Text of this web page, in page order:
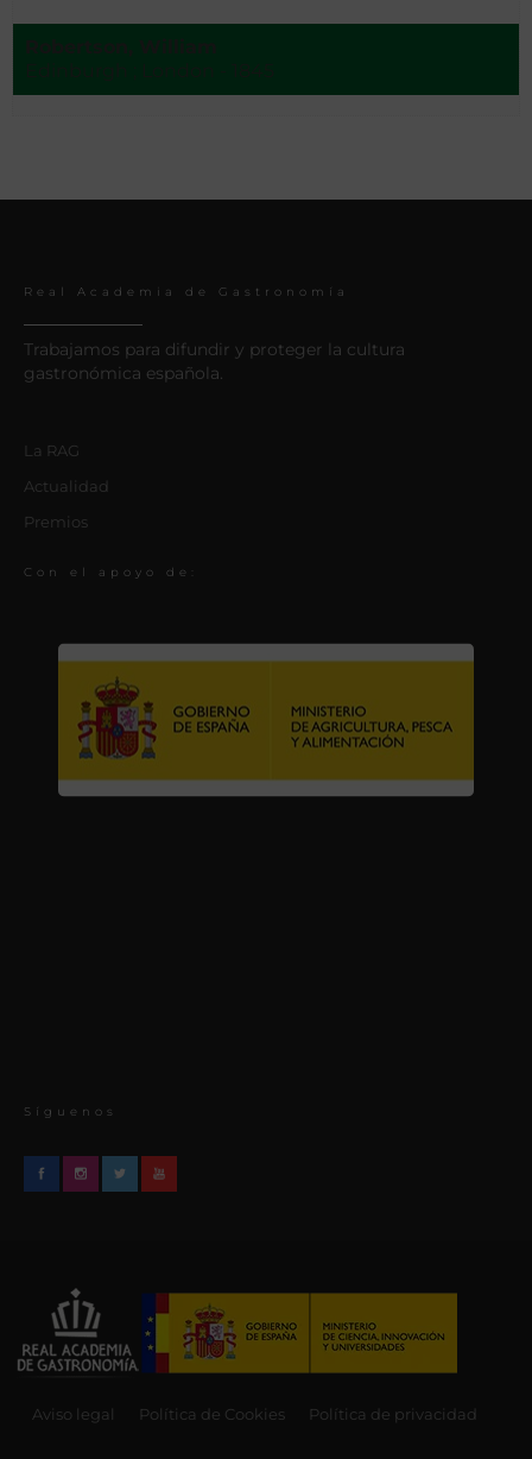
Real Academia de Gastronomía
Trabajamos para difundir y proteger la cultura
gastronómica española.
La RAG
Actualidad
Premios
Con el apoyo de:
Síguenos
Aviso legal Política de Cookies Política de privacidad